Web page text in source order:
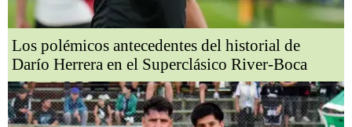
Los polémicos antecedentes del historial de
Darío Herrera en el Superclásico River-Boca